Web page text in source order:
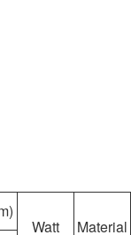
Watt
Material